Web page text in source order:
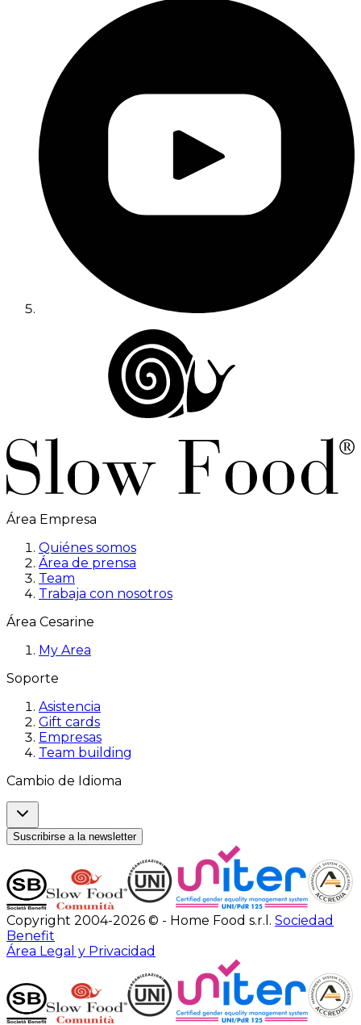
Área Empresa
Quiénes somos
Área de prensa
Team
Trabaja con nosotros
Área Cesarine
My Area
Soporte
Asistencia
Gift cards
Empresas
Team building
Cambio de Idioma
Suscribirse a la newsletter
Copyright 2004-2026 © - Home Food s.r.l. Sociedad
Benefit
Área Legal y Privacidad